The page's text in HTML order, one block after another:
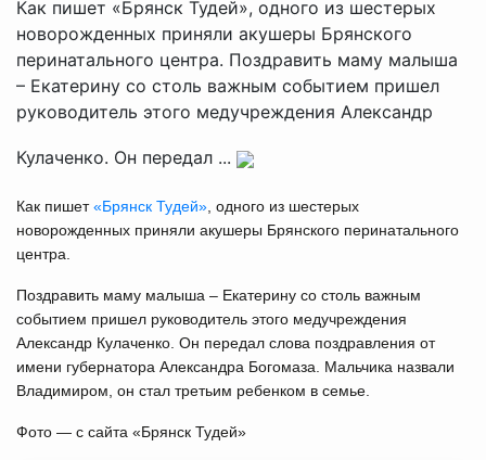
Как пишет «Брянск Тудей», одного из шестерых
новорожденных приняли акушеры Брянского
перинатального центра. Поздравить маму малыша
– Екатерину со столь важным событием пришел
руководитель этого медучреждения Александр
Кулаченко. Он передал ...
Как пишет«Брянск Тудей», одного из шестерых
новорожденных приняли акушеры Брянского перинатального
центра.
Поздравить маму малыша – Екатерину со столь важным
событием пришел руководитель этого медучреждения
Александр Кулаченко. Он передал слова поздравления от
имени губернатора Александра Богомаза. Мальчика назвали
Владимиром, он стал третьим ребенком в семье.
Фото — с сайта «Брянск Тудей»